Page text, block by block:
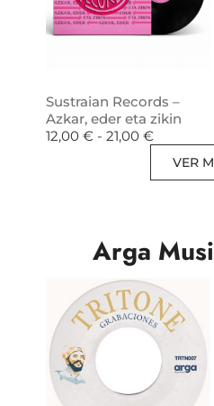
Sustraian Records –
Azkar, eder eta zikin
12,00 € - 21,00 €
VER
Arga